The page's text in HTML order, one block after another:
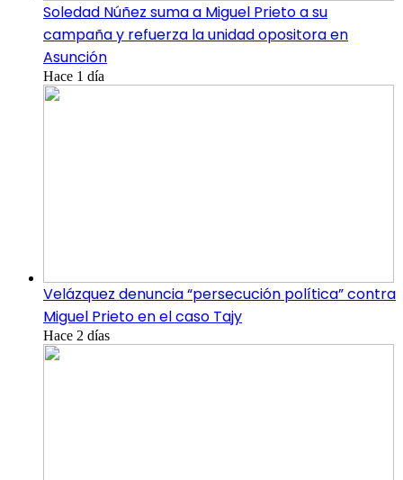
Soledad Núñez suma a Miguel Prieto a su
campaña y refuerza la unidad opositora en
Asunción
Hace 1 día
Velázquez denuncia “persecución política” contra
Miguel Prieto en el caso Tajy
Hace 2 días